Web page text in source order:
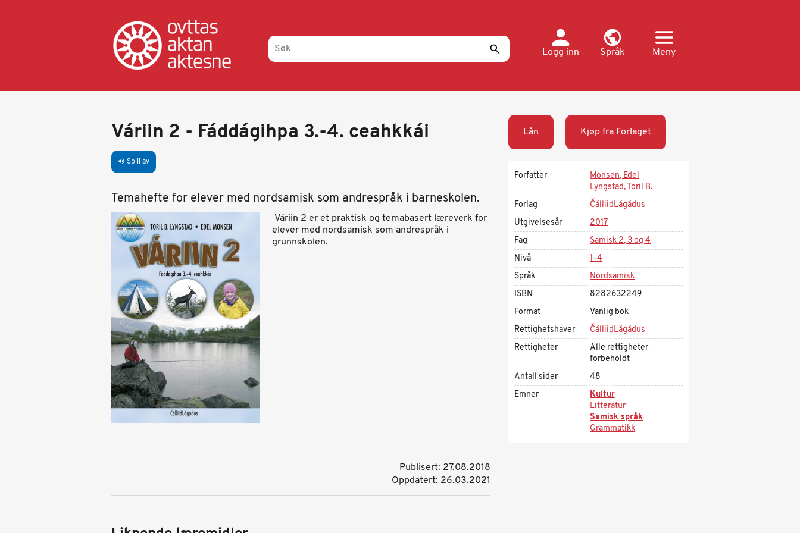
Logg inn
Språk Meny
Váriin 2 - Fáddágihpa 3.-4. ceahkkái
volume_up Spill av
Temahefte for elever med nordsamisk som andrespråk i barneskolen.
Váriin 2 er et praktisk og temabasert læreverk for
elever med nordsamisk som andrespråk i
grunnskolen.
Publisert: 27.08.2018
Oppdatert: 26.03.2021
Lån Kjøp fra Forlaget
Forfatter
Monsen, Edel
Lyngstad, Toril B.
Forlag
ČálliidLágádus
Utgivelsesår
2017
Fag
Samisk 2, 3 og 4
Nivå
1-4
Språk
Nordsamisk
ISBN
8282632249
Format
Vanlig bok
Rettighetshaver
ČálliidLágádus
Rettigheter
Alle rettigheter
forbeholdt
Antall sider
48
Emner
Kultur
Litteratur
Samisk språk
Grammatikk